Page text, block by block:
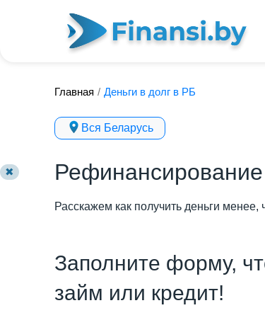
✖
Главная / Деньги в долг в РБ
Вся Беларусь
Расскажем как получить деньги менее,
Заполните форму,
займ или кредит!